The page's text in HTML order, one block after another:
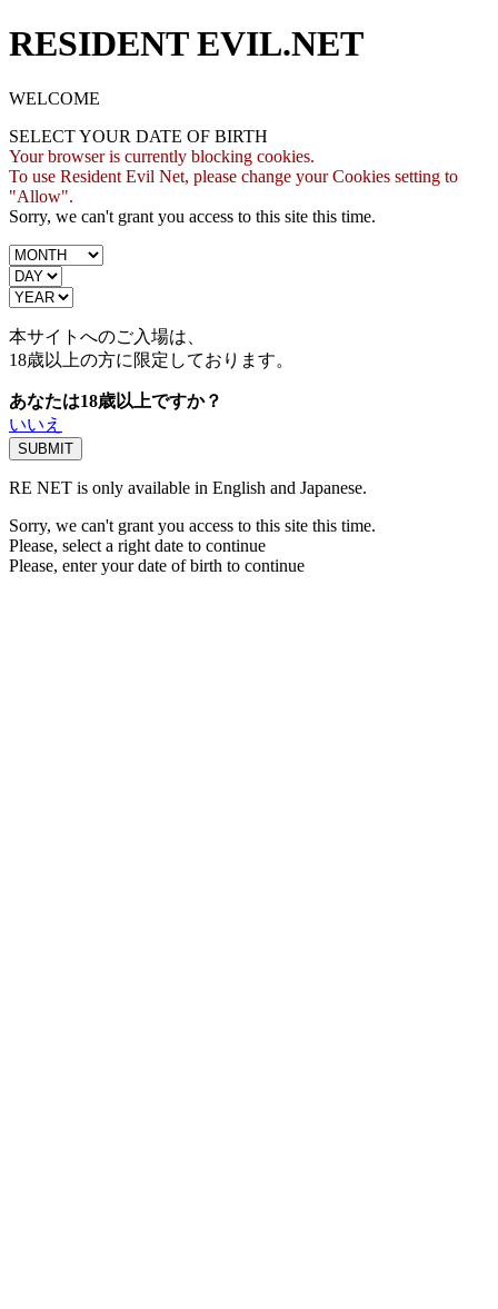
RESIDENT EVIL.NET
WELCOME
SELECT YOUR DATE OF BIRTH
Your browser is currently blocking cookies.
To use Resident Evil Net, please change your Cookies setting to
"Allow".
Sorry, we can't grant you access to this site this time.
本サイトへのご入場は、
18歳以上の方に限定しております。
あなたは18歳以上ですか？
いいえ
RE NET is only available in English and Japanese.
Sorry, we can't grant you access to this site this time.
Please, select a right date to continue
Please, enter your date of birth to continue